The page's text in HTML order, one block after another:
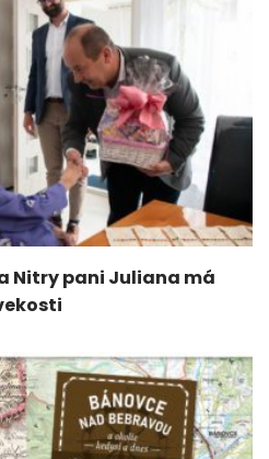
Nitry pani Juliana má